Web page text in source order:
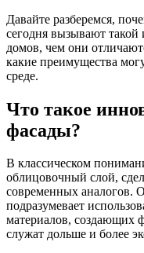
Давайте разберемся,
сегодня вызывают такой
домов, чем они
какие преимущества
среде.
Что такое
фасады?
В классическом
облицовочный слой,
современных аналогов.
подразумевает
материалов, создающих
служат дольше и более